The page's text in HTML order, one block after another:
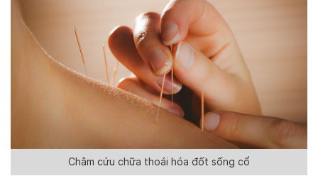
Châm cứu chữa thoái hóa đốt sống cổ